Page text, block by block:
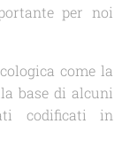
per noi
come la
base di alcuni
codificati in